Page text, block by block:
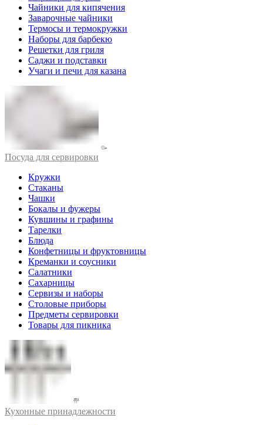
Чайники для кипячения
Заварочные чайники
Термосы и термокружки
Наборы для барбекю
Решетки для гриля
Саджи и подставки
Учаги и печи для казана
Посуда для сервировки
Кружки
Стаканы
Чашки
Бокалы и фужеры
Кувшины и графины
Тарелки
Блюда
Конфетницы и фруктовницы
Креманки и соусники
Салатники
Сахарницы
Сервизы и наборы
Столовые приборы
Предметы сервировки
Товары для пикника
Кухонные принадлежности